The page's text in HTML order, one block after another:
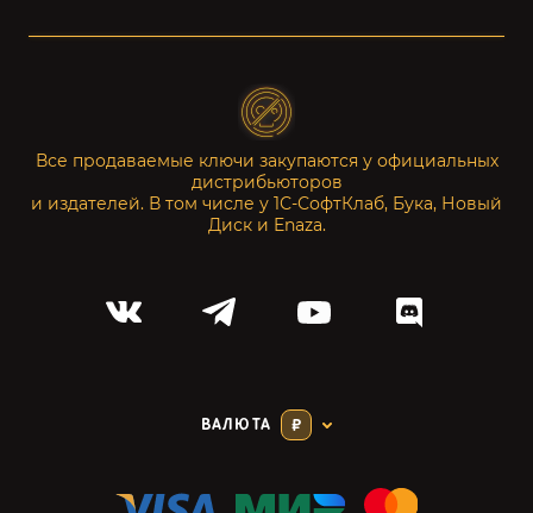
Все продаваемые ключи закупаются у официальных
дистрибьюторов
и издателей. В том числе у 1С-СофтКлаб, Бука, Новый
Диск и Enaza.
ВАЛЮТА ₽